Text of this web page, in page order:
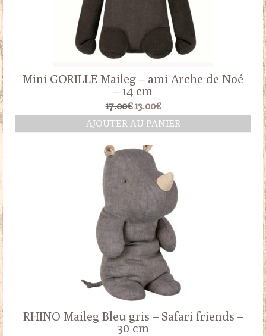
Mini GORILLE Maileg – ami Arche de Noé
– 14 cm
17.00€ Le
prix
initial
17.00€.
13.00€Le
prix
actuel
AJOUTER AU PANIER
RHINO Maileg Bleu gris – Safari friends –
30 cm